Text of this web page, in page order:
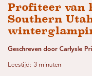
Profiteer van
Southern
Geschreven door Carlysle
Leestijd: 3 minuten